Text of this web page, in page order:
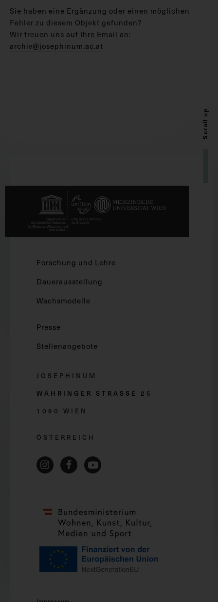
Sie haben eine Ergänzung oder einen möglichen
Fehler zu diesem Objekt gefunden?
Wir freuen uns auf Ihre Email an:
archiv@josephinum.ac.at
Scroll up
Forschung und Lehre
Dauerausstellung
Wachsmodelle
Presse
Stellenangebote
JOSEPHINUM
WÄHRINGER STRASSE 2 5
1090 WIEN
ÖSTERREICH